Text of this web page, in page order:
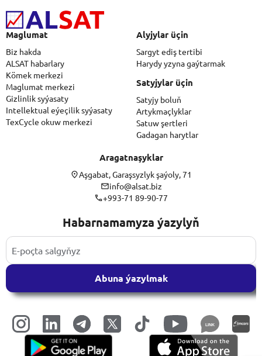
Maglumat
Biz hakda
ALSAT habarlary
Kömek merkezi
Maglumat merkezi
Gizlinlik syýasaty
Intellektual eýeçilik syýasaty
TexCycle okuw merkezi
Alyjylar üçin
Sargyt ediş tertibi
Harydy yzyna gaýtarmak
Satyjylar üçin
Satyjy boluň
Artykmaçlyklar
Satuw şertleri
Gadagan harytlar
Aragatnaşyklar
Aşgabat, Garaşsyzlyk şaýoly, 71
info@alsat.biz
+993-71 89-90-77
Habarnamamyza ýazylyň
Abuna ýazylmak
LINK